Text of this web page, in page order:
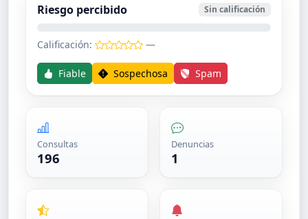
Riesgo percibido Sin calificación
Calificación: —
Fiable Sospechosa Spam
Consultas
196
Denuncias
1